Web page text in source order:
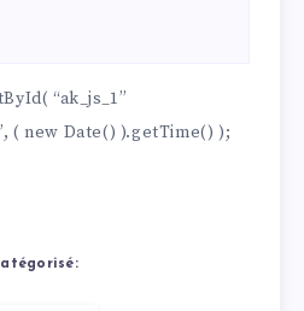
“ak_js_1”
( new Date() ).getTime() );